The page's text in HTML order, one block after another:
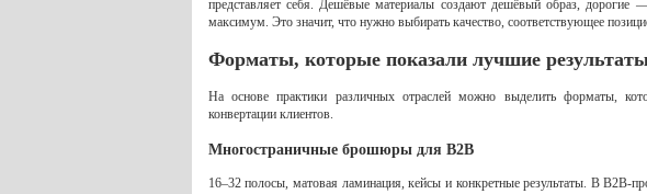
представляет себя. Дешёвые материалы создают дешёвый образ, дорогие
максимум. Это значит, что нужно выбирать качество, соответствующее
Форматы, которые показали лучшие
На основе практики различных отраслей можно выделить форматы,
конвертации клиентов.
Многостраничные брошюры для B2B
16–32 полосы, матовая ламинация, кейсы и конкретные результаты. В B2B-